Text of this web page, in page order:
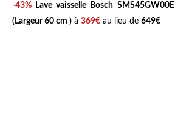
-43% Lave vaisselle Bosch SMS45GW00E
(Largeur 60 cm ) à 369€ au lieu de 649€